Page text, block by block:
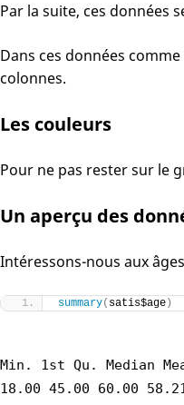
Par la suite, ces données
Dans ces données
colonnes.
Les couleurs
Pour ne pas rester sur le
Un aperçu des
Intéressons-nous aux
summary( satis$age )
Min. 1st Qu. Median
18.00 45.00 60.00